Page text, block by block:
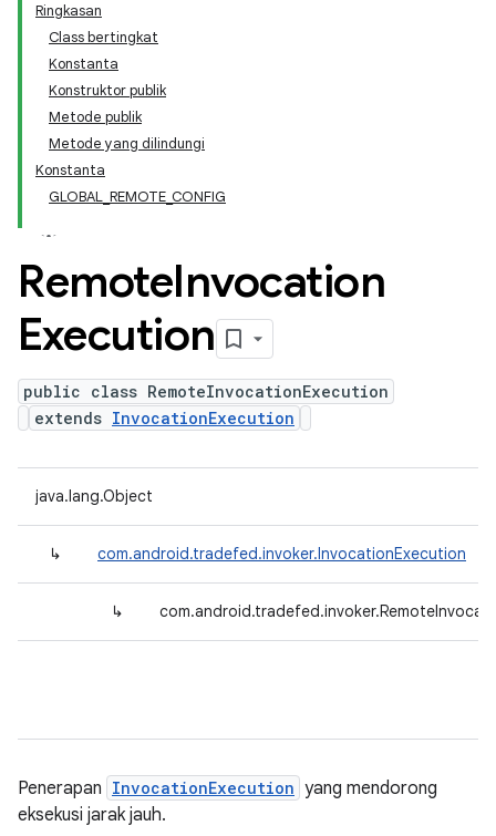
Ringkasan
Class bertingkat
Konstanta
Konstruktor publik
Metode publik
Metode yang dilindungi
Konstanta
GLOBAL_REMOTE_CONFIG
RemoteInvocation
Execution
public class RemoteInvocationExecution
extends InvocationExecution
java.lang.Object
↳ com.android.tradefed.invoker.InvocationExecution
↳
Penerapan InvocationExecution yang mendorong
eksekusi jarak jauh.